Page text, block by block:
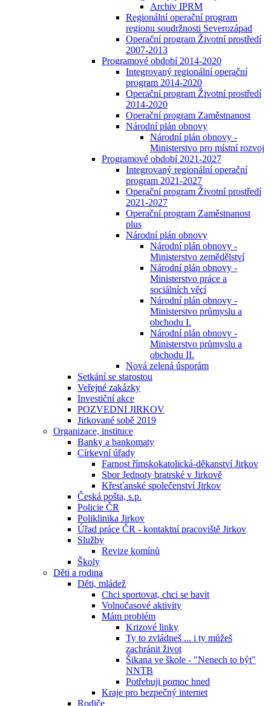
Archiv IPRM
Regionální operační program
regionu soudržnosti Severozápad
Operační program Životní prostředí
2007-2013
Programové období 2014-2020
Integrovaný regionální operační
program 2014-2020
Operační program Životní prostředí
2014-2020
Operační program Zaměstnanost
Národní plán obnovy
Národní plán obnovy -
Ministerstvo pro místní rozvoj
Programové období 2021-2027
Integrovaný regionální operační
program 2021-2027
Operační program Životní prostředí
2021-2027
Operační program Zaměstnanost
plus
Národní plán obnovy
Národní plán obnovy -
Ministerstvo zemědělství
Národní plán obnovy -
Ministerstvo práce a
sociálních věcí
Národní plán obnovy -
Ministerstvo průmyslu a
obchodu I.
Národní plán obnovy -
Ministerstvo průmyslu a
obchodu II.
Nová zelená úsporám
Setkání se starostou
Veřejné zakázky
Investiční akce
POZVEDNI JIRKOV
Jirkované sobě 2019
Organizace, instituce
Banky a bankomaty
Církevní úřady
Farnost římskokatolická-děkanství Jirkov
Sbor Jednoty bratrské v Jirkově
Křesťanské společenství Jirkov
Česká pošta, s.p.
Policie ČR
Poliklinika Jirkov
Úřad práce ČR - kontaktní pracoviště Jirkov
Služby
Revize komínů
Školy
Děti a rodina
Děti, mládež
Chci sportovat, chci se bavit
Volnočasové aktivity
Mám problém
Krizové linky
Ty to zvládneš ... i ty můžeš
zachránit život
Šikana ve škole - "Nenech to být"
NNTB
Potřebuji pomoc hned
Kraje pro bezpečný internet
Rodiče